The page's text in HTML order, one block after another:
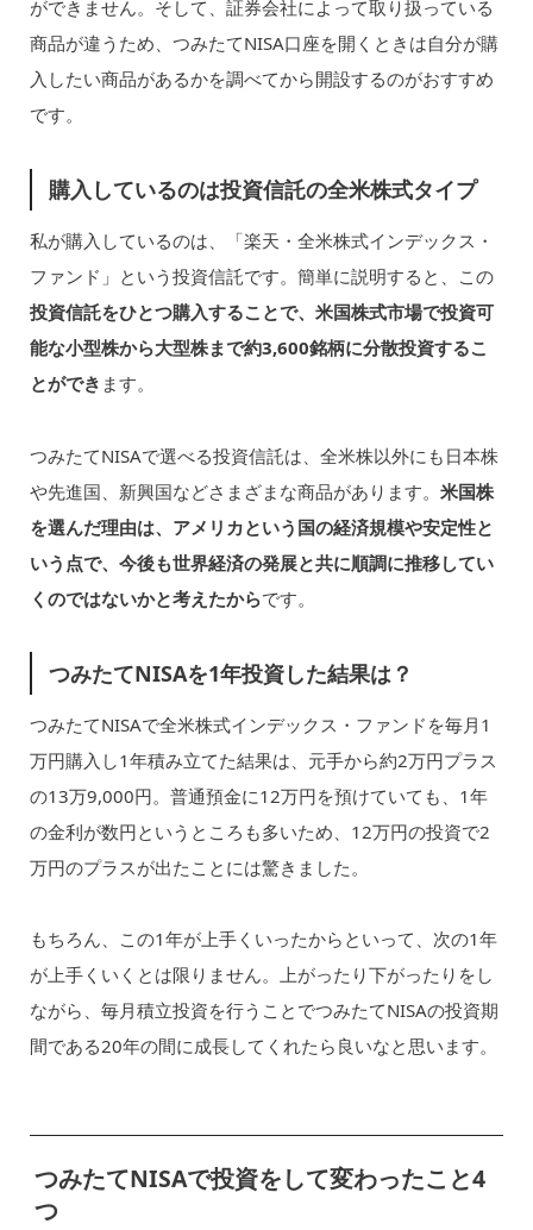
ができません。そして、証券会社によって取り扱っている
商品が違うため、つみたてNISA口座を開くときは自分が購
入したい商品があるかを調べてから開設するのがおすすめ
です。
購入しているのは投資信託の全米株式タイプ
私が購入しているのは、「楽天・全米株式インデックス・
ファンド」という投資信託です。簡単に説明すると、この
投資信託をひとつ購入することで、米国株式市場で投資可
能な小型株から大型株まで約3,600銘柄に分散投資するこ
とができ ます。
つみたてNISAで選べる投資信託は、全米株以外にも日本株
や先進国、新興国などさまざまな商品があります。 米国株
を選んだ理由は、アメリカという国の経済規模や安定性と
いう点で、今後も世界経済の発展と共に順調に推移してい
くのではないかと考えたからです。
つみたてNISAを1年投資した結果は？
つみたてNISAで全米株式インデックス・ファンドを毎月1
万円購入し1年積み立てた結果は、元手から約2万円プラス
の13万9,000円。普通預金に12万円を預けていても、1年
の金利が数円というところも多いため、12万円の投資で2
万円のプラスが出たことには驚きました。
もちろん、この1年が上手くいったからといって、次の1年
が上手くいくとは限りません。上がったり下がったりをし
ながら、毎月積立投資を行うことでつみたてNISAの投資期
間である20年の間に成長してくれたら良いなと思います。
つみたてNISAで投資をして変わったこと4
つ